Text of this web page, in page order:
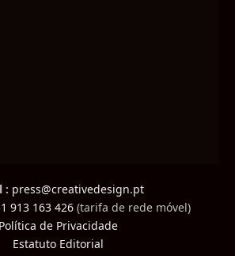
: press@creativedesign.pt
913 163 426(tarifa de rede móvel)
Política de Privacidade
Estatuto Editorial